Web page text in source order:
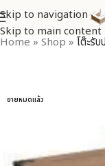
Skip to navigation
Skip to main content
Home » Shop » โต๊ะรั
ขายหมดแล้ว